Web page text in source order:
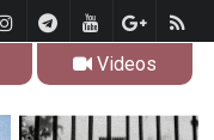
Videos